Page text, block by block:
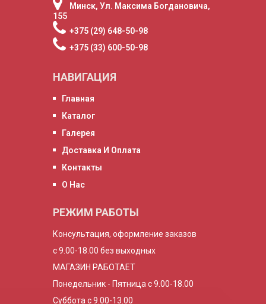
Минск, Ул. Максима Богдановича,
155
+375 (29) 648-50-98
+375 (33) 600-50-98
НАВИГАЦИЯ
Главная
Каталог
Галерея
Доставка И Оплата
Контакты
О Нас
РЕЖИМ РАБОТЫ
Консультация, оформление заказов
с 9.00-18.00 без выходных
МАГАЗИН РАБОТАЕТ
Понедельник - Пятница с 9.00-18.00
Суббота с 9.00-13.00